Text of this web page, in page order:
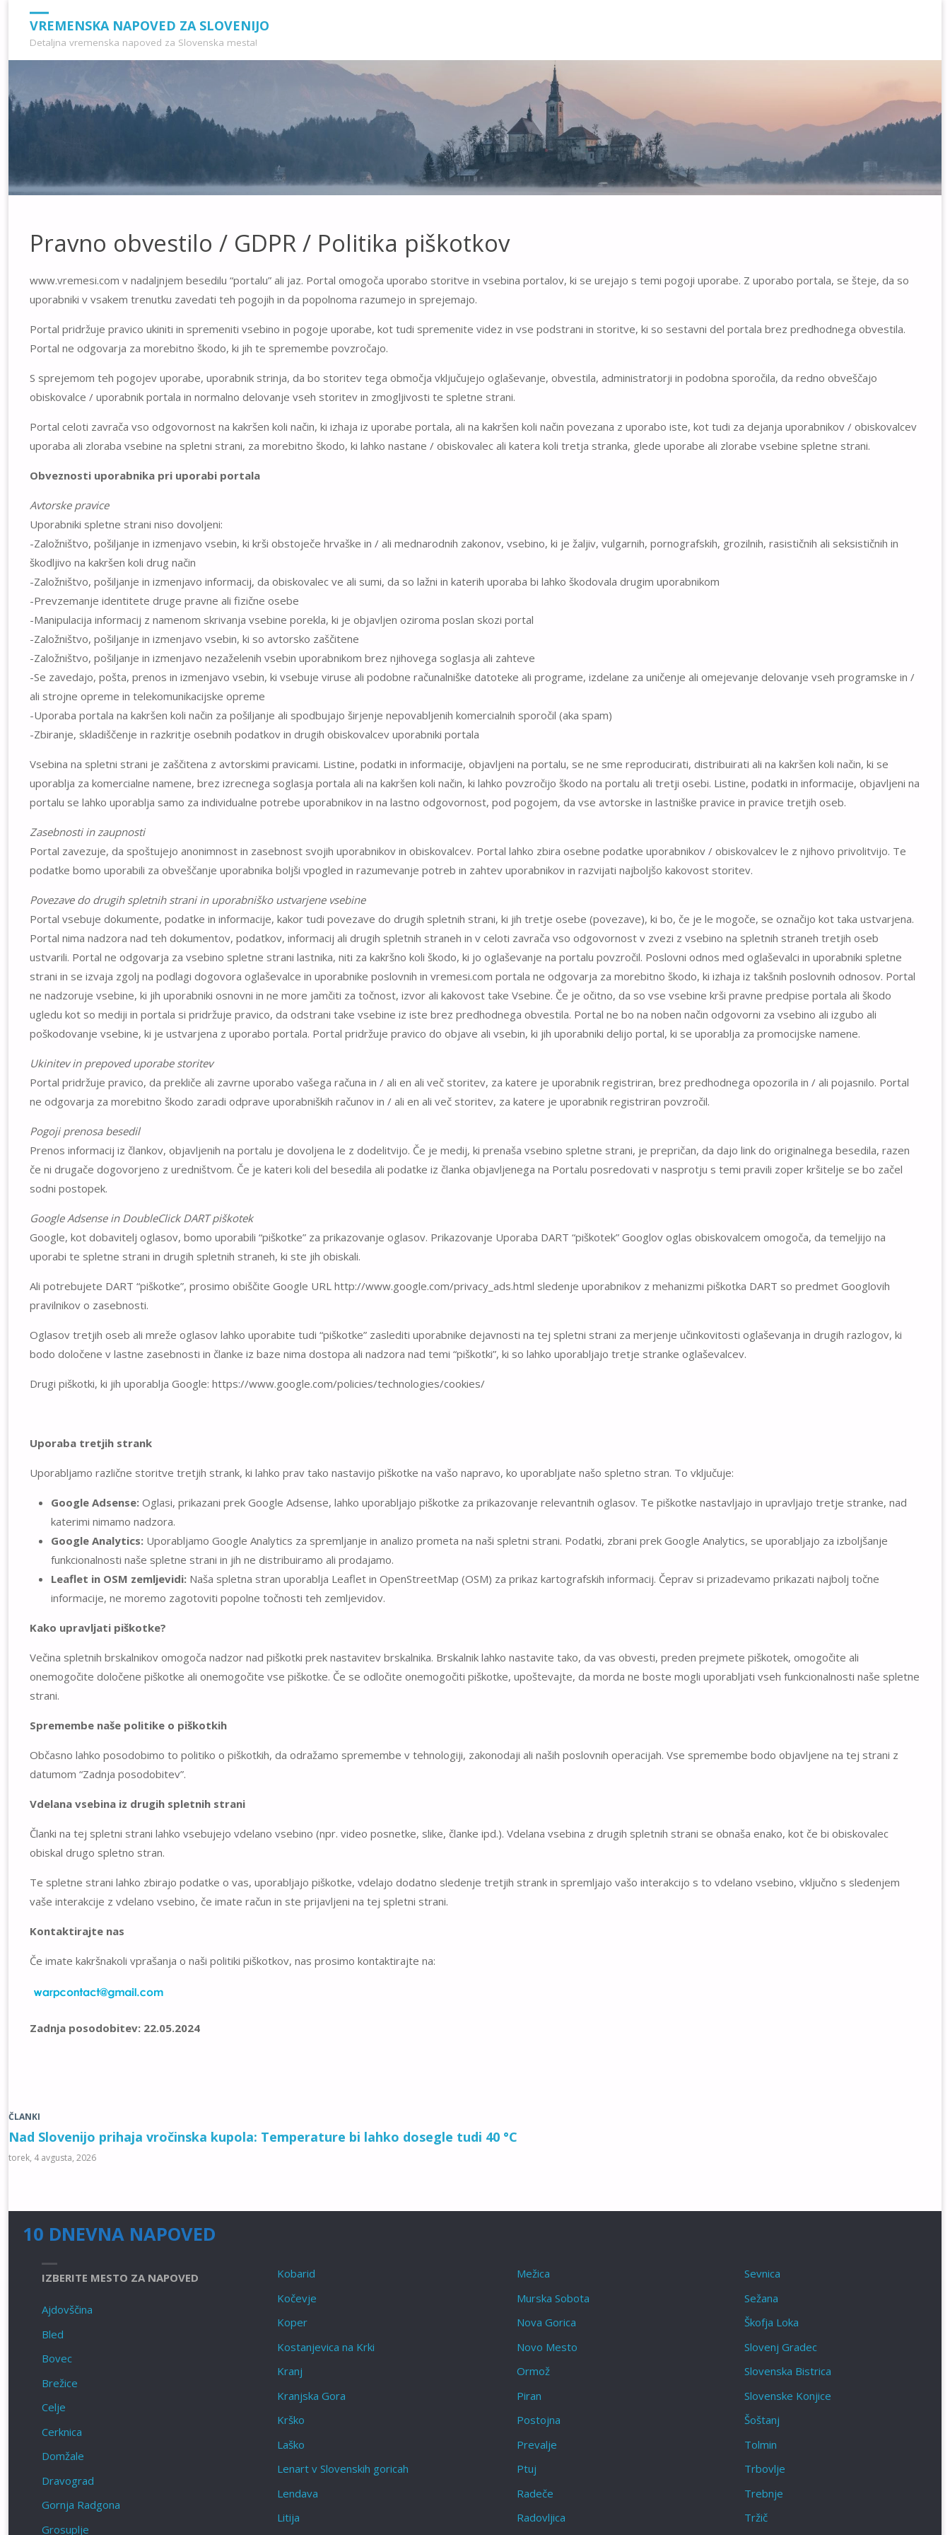
VREMENSKA NAPOVED ZA SLOVENIJO
Detaljna vremenska napoved za Slovenska mesta!
Pravno obvestilo / GDPR / Politika piškotkov
www.vremesi.com v nadaljnjem besedilu “portalu” ali jaz. Portal omogoča uporabo storitve in vsebina portalov, ki se urejajo s temi pogoji uporabe. Z uporabo portala, se šteje, da so
uporabniki v vsakem trenutku zavedati teh pogojih in da popolnoma razumejo in sprejemajo.
Portal pridržuje pravico ukiniti in spremeniti vsebino in pogoje uporabe, kot tudi spremenite videz in vse podstrani in storitve, ki so sestavni del portala brez predhodnega obvestila.
Portal ne odgovarja za morebitno škodo, ki jih te spremembe povzročajo.
S sprejemom teh pogojev uporabe, uporabnik strinja, da bo storitev tega območja vključujejo oglaševanje, obvestila, administratorji in podobna sporočila, da redno obveščajo
obiskovalce / uporabnik portala in normalno delovanje vseh storitev in zmogljivosti te spletne strani.
Portal celoti zavrača vso odgovornost na kakršen koli način, ki izhaja iz uporabe portala, ali na kakršen koli način povezana z uporabo iste, kot tudi za dejanja uporabnikov / obiskovalcev
uporaba ali zloraba vsebine na spletni strani, za morebitno škodo, ki lahko nastane / obiskovalec ali katera koli tretja stranka, glede uporabe ali zlorabe vsebine spletne strani.
Obveznosti uporabnika pri uporabi portala
Avtorske pravice
Uporabniki spletne strani niso dovoljeni:
-Založništvo, pošiljanje in izmenjavo vsebin, ki krši obstoječe hrvaške in / ali mednarodnih zakonov, vsebino, ki je žaljiv, vulgarnih, pornografskih, grozilnih, rasističnih ali seksističnih in
škodljivo na kakršen koli drug način
-Založništvo, pošiljanje in izmenjavo informacij, da obiskovalec ve ali sumi, da so lažni in katerih uporaba bi lahko škodovala drugim uporabnikom
-Prevzemanje identitete druge pravne ali fizične osebe
-Manipulacija informacij z namenom skrivanja vsebine porekla, ki je objavljen oziroma poslan skozi portal
-Založništvo, pošiljanje in izmenjavo vsebin, ki so avtorsko zaščitene
-Založništvo, pošiljanje in izmenjavo nezaželenih vsebin uporabnikom brez njihovega soglasja ali zahteve
-Se zavedajo, pošta, prenos in izmenjavo vsebin, ki vsebuje viruse ali podobne računalniške datoteke ali programe, izdelane za uničenje ali omejevanje delovanje vseh programske in /
ali strojne opreme in telekomunikacijske opreme
-Uporaba portala na kakršen koli način za pošiljanje ali spodbujajo širjenje nepovabljenih komercialnih sporočil (aka spam)
-Zbiranje, skladiščenje in razkritje osebnih podatkov in drugih obiskovalcev uporabniki portala
Vsebina na spletni strani je zaščitena z avtorskimi pravicami. Listine, podatki in informacije, objavljeni na portalu, se ne sme reproducirati, distribuirati ali na kakršen koli način, ki se
uporablja za komercialne namene, brez izrecnega soglasja portala ali na kakršen koli način, ki lahko povzročijo škodo na portalu ali tretji osebi. Listine, podatki in informacije, objavljeni na
portalu se lahko uporablja samo za individualne potrebe uporabnikov in na lastno odgovornost, pod pogojem, da vse avtorske in lastniške pravice in pravice tretjih oseb.
Zasebnosti in zaupnosti
Portal zavezuje, da spoštujejo anonimnost in zasebnost svojih uporabnikov in obiskovalcev. Portal lahko zbira osebne podatke uporabnikov / obiskovalcev le z njihovo privolitvijo. Te
podatke bomo uporabili za obveščanje uporabnika boljši vpogled in razumevanje potreb in zahtev uporabnikov in razvijati najboljšo kakovost storitev.
Povezave do drugih spletnih strani in uporabniško ustvarjene vsebine
Portal vsebuje dokumente, podatke in informacije, kakor tudi povezave do drugih spletnih strani, ki jih tretje osebe (povezave), ki bo, če je le mogoče, se označijo kot taka ustvarjena.
Portal nima nadzora nad teh dokumentov, podatkov, informacij ali drugih spletnih straneh in v celoti zavrača vso odgovornost v zvezi z vsebino na spletnih straneh tretjih oseb
ustvarili. Portal ne odgovarja za vsebino spletne strani lastnika, niti za kakršno koli škodo, ki jo oglaševanje na portalu povzročil. Poslovni odnos med oglaševalci in uporabniki spletne
strani in se izvaja zgolj na podlagi dogovora oglaševalce in uporabnike poslovnih in vremesi.com portala ne odgovarja za morebitno škodo, ki izhaja iz takšnih poslovnih odnosov. Portal
ne nadzoruje vsebine, ki jih uporabniki osnovni in ne more jamčiti za točnost, izvor ali kakovost take Vsebine. Če je očitno, da so vse vsebine krši pravne predpise portala ali škodo
ugledu kot so mediji in portala si pridržuje pravico, da odstrani take vsebine iz iste brez predhodnega obvestila. Portal ne bo na noben način odgovorni za vsebino ali izgubo ali
poškodovanje vsebine, ki je ustvarjena z uporabo portala. Portal pridržuje pravico do objave ali vsebin, ki jih uporabniki delijo portal, ki se uporablja za promocijske namene.
Ukinitev in prepoved uporabe storitev
Portal pridržuje pravico, da prekliče ali zavrne uporabo vašega računa in / ali en ali več storitev, za katere je uporabnik registriran, brez predhodnega opozorila in / ali pojasnilo. Portal
ne odgovarja za morebitno škodo zaradi odprave uporabniških računov in / ali en ali več storitev, za katere je uporabnik registriran povzročil.
Pogoji prenosa besedil
Prenos informacij iz člankov, objavljenih na portalu je dovoljena le z dodelitvijo. Če je medij, ki prenaša vsebino spletne strani, je prepričan, da dajo link do originalnega besedila, razen
če ni drugače dogovorjeno z uredništvom. Če je kateri koli del besedila ali podatke iz članka objavljenega na Portalu posredovati v nasprotju s temi pravili zoper kršitelje se bo začel
sodni postopek.
Google Adsense in DoubleClick DART piškotek
Google, kot dobavitelj oglasov, bomo uporabili “piškotke” za prikazovanje oglasov. Prikazovanje Uporaba DART “piškotek” Googlov oglas obiskovalcem omogoča, da temeljijo na
uporabi te spletne strani in drugih spletnih straneh, ki ste jih obiskali.
Ali potrebujete DART “piškotke”, prosimo obiščite Google URL http://www.google.com/privacy_ads.html sledenje uporabnikov z mehanizmi piškotka DART so predmet Googlovih
pravilnikov o zasebnosti.
Oglasov tretjih oseb ali mreže oglasov lahko uporabite tudi “piškotke” zaslediti uporabnike dejavnosti na tej spletni strani za merjenje učinkovitosti oglaševanja in drugih razlogov, ki
bodo določene v lastne zasebnosti in članke iz baze nima dostopa ali nadzora nad temi “piškotki”, ki so lahko uporabljajo tretje stranke oglaševalcev.
Drugi piškotki, ki jih uporablja Google: https://www.google.com/policies/technologies/cookies/
Uporaba tretjih strank
Uporabljamo različne storitve tretjih strank, ki lahko prav tako nastavijo piškotke na vašo napravo, ko uporabljate našo spletno stran. To vključuje:
Google Adsense: Oglasi, prikazani prek Google Adsense, lahko uporabljajo piškotke za prikazovanje relevantnih oglasov. Te piškotke nastavljajo in upravljajo tretje stranke, nad
katerimi nimamo nadzora.
Google Analytics: Uporabljamo Google Analytics za spremljanje in analizo prometa na naši spletni strani. Podatki, zbrani prek Google Analytics, se uporabljajo za izboljšanje
funkcionalnosti naše spletne strani in jih ne distribuiramo ali prodajamo.
Leaflet in OSM zemljevidi: Naša spletna stran uporablja Leaflet in OpenStreetMap (OSM) za prikaz kartografskih informacij. Čeprav si prizadevamo prikazati najbolj točne
informacije, ne moremo zagotoviti popolne točnosti teh zemljevidov.
Kako upravljati piškotke?
Večina spletnih brskalnikov omogoča nadzor nad piškotki prek nastavitev brskalnika. Brskalnik lahko nastavite tako, da vas obvesti, preden prejmete piškotek, omogočite ali
onemogočite določene piškotke ali onemogočite vse piškotke. Če se odločite onemogočiti piškotke, upoštevajte, da morda ne boste mogli uporabljati vseh funkcionalnosti naše spletne
strani.
Spremembe naše politike o piškotkih
Občasno lahko posodobimo to politiko o piškotkih, da odražamo spremembe v tehnologiji, zakonodaji ali naših poslovnih operacijah. Vse spremembe bodo objavljene na tej strani z
datumom “Zadnja posodobitev”.
Vdelana vsebina iz drugih spletnih strani
Članki na tej spletni strani lahko vsebujejo vdelano vsebino (npr. video posnetke, slike, članke ipd.). Vdelana vsebina z drugih spletnih strani se obnaša enako, kot če bi obiskovalec
obiskal drugo spletno stran.
Te spletne strani lahko zbirajo podatke o vas, uporabljajo piškotke, vdelajo dodatno sledenje tretjih strank in spremljajo vašo interakcijo s to vdelano vsebino, vključno s sledenjem
vaše interakcije z vdelano vsebino, če imate račun in ste prijavljeni na tej spletni strani.
Kontaktirajte nas
Če imate kakršnakoli vprašanja o naši politiki piškotkov, nas prosimo kontaktirajte na:
Zadnja posodobitev: 22.05.2024
ČLANKI
Nad Slovenijo prihaja vročinska kupola: Temperature bi lahko dosegle tudi 40 °C
torek, 4 avgusta, 2026
10 DNEVNA NAPOVED
IZBERITE MESTO ZA NAPOVED
Ajdovščina
Bled
Bovec
Brežice
Celje
Cerknica
Domžale
Dravograd
Gornja Radgona
Grosuplje
Kobarid
Kočevje
Koper
Kostanjevica na Krki
Kranj
Kranjska Gora
Krško
Laško
Lenart v Slovenskih goricah‎
Lendava
Litija
Mežica
Murska Sobota
Nova Gorica
Novo Mesto
Ormož
Piran
Postojna
Prevalje
Ptuj
Radeče
Radovljica
Sevnica
Sežana
Škofja Loka‎
Slovenj Gradec
Slovenska Bistrica
Slovenske Konjice
Šoštanj
Tolmin
Trbovlje
Trebnje
Tržič